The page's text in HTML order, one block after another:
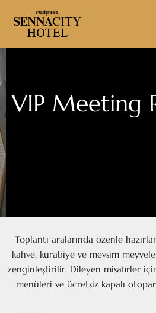
VIP Meeting
Toplantı aralarında özenle
kahve, kurabiye ve mevsim
zenginleştirilir. Dileyen misafirler
menüleri ve ücretsiz kapalı